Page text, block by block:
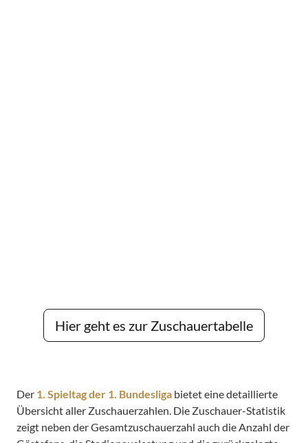
Hier geht es zur Zuschauertabelle
Der 1. Spieltag der 1. Bundesliga bietet eine detaillierte
Übersicht aller Zuschauerzahlen. Die Zuschauer-Statistik
zeigt neben der Gesamtzuschauerzahl auch die Anzahl der